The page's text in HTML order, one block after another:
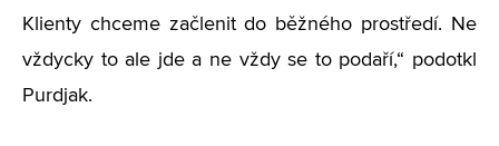
Klienty chceme začlenit do běžného prostředí. Ne
vždycky to ale jde a ne vždy se to podaří,“ podotkl
Purdjak.